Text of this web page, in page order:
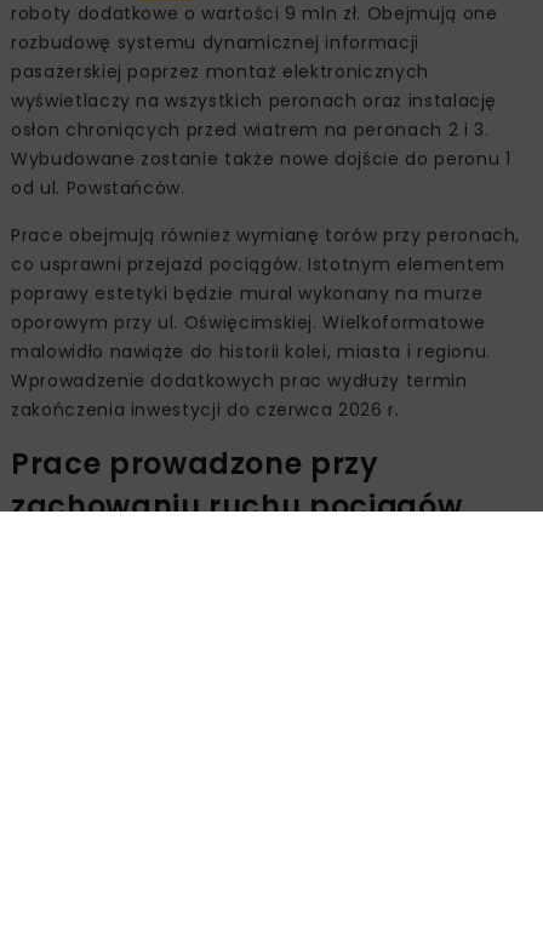
roboty dodatkowe o wartości 9 mln zł. Obejmują one
rozbudowę systemu dynamicznej informacji
pasażerskiej poprzez montaż elektronicznych
wyświetlaczy na wszystkich peronach oraz instalację
osłon chroniących przed wiatrem na peronach 2 i 3.
Wybudowane zostanie także nowe dojście do peronu 1
od ul. Powstańców.
Prace obejmują również wymianę torów przy peronach,
co usprawni przejazd pociągów. Istotnym elementem
poprawy estetyki będzie mural wykonany na murze
oporowym przy ul. Oświęcimskiej. Wielkoformatowe
malowidło nawiąże do historii kolei, miasta i regionu.
Wprowadzenie dodatkowych prac wydłuży termin
zakończenia inwestycji do czerwca 2026 r.
Prace prowadzone przy
zachowaniu ruchu pociągów